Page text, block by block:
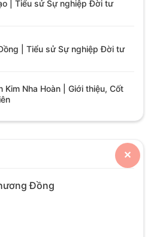
| Tiểu sử Sự nghiệp Đời tư
| Tiểu sử Sự nghiệp Đời tư
Kim Nha Hoàn | Giới thiệu, Cốt
✕
Đồng